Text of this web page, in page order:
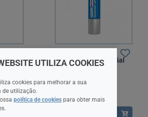
Corpo
Isdin Reparador Labial
Stick 4G
8,95EUR
UTILIZA COOKIES
cookies para melhorar a sua
de utilização.
política de cookies para obter mais